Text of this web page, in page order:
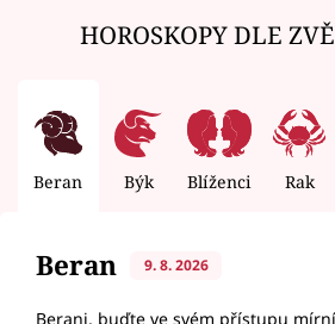
HOROSKOPY DLE
Beran Býk Blíženci Rak
Beran 9. 8. 2026
Berani, buďte ve svém přístupu